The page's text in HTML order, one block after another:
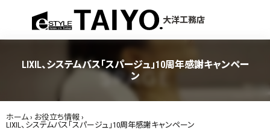
大洋工務店
LIXIL、システムバス「スパージュ」10周年感謝キャンペー
ン
ホーム › お役立ち情報 ›
LIXIL、システムバス「スパージュ」10周年感謝キャンペーン